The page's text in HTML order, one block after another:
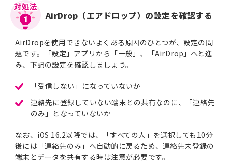
1 AirDrop（エアドロップ）の設定を確認する
AirDropを使用できないよくある原因のひとつが、設定の問
題です。「設定」アプリから「一般」、「AirDrop」へと進
み、下記の設定を確認しましょう。
「受信しない」になっていないか
連絡先に登録していない端末との共有なのに、「連絡先
のみ」となっていないか
なお、iOS 16.2以降では、「すべての人」を選択しても10分
後には「連絡先のみ」へ自動的に戻るため、連絡先未登録の
端末とデータを共有する時は注意が必要です。